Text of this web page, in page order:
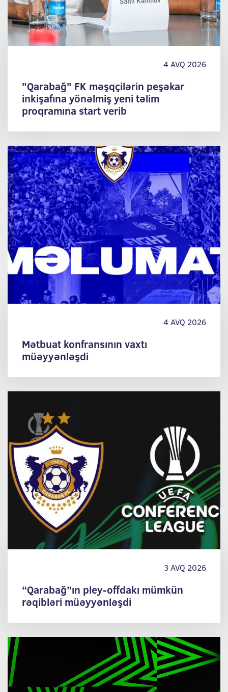
4 AVQ 2026
"Qarabağ" FK məşqçilərin peşəkar
inkişafına yönəlmiş yeni təlim
proqramına start verib
4 AVQ 2026
Mətbuat konfransının vaxtı
müəyyənləşdi
3 AVQ 2026
“Qarabağ”ın pley-offdakı mümkün
rəqibləri müəyyənləşdi